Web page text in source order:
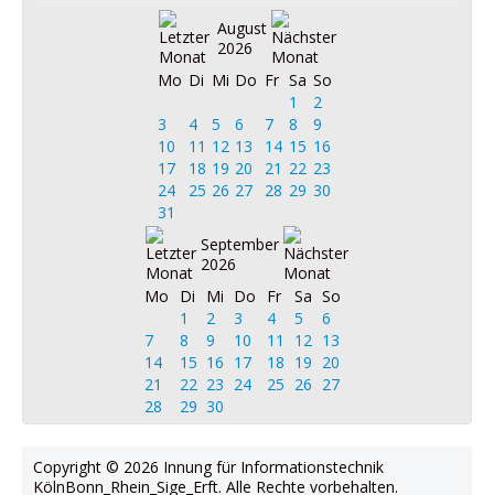
August
2026
Mo Di Mi Do Fr Sa So
1
2
3
4 5 6 7 8
9
10
11 12 13 14 15 16
17
18 19 20 21 22 23
24
25 26 27 28 29 30
31
September
2026
Mo
Di Mi Do Fr Sa So
1
2 3 4 5
6
7
8 9 10 11 12 13
14
15 16 17 18 19 20
21
22 23 24 25 26 27
28
29 30
Copyright © 2026 Innung für Informationstechnik
KölnBonn_Rhein_Sige_Erft. Alle Rechte vorbehalten.